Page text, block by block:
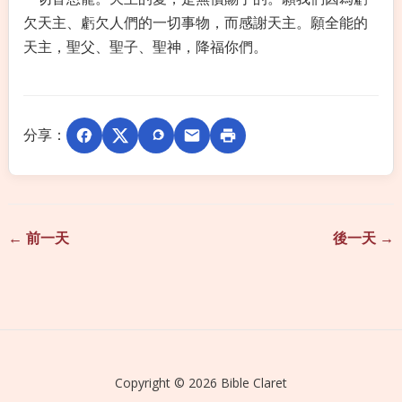
欠天主、虧欠人們的一切事物，而感謝天主。願全能的
天主，聖父、聖子、聖神，降福你們。
分享：
← 前一天 後一天 →
Copyright © 2026 Bible Claret